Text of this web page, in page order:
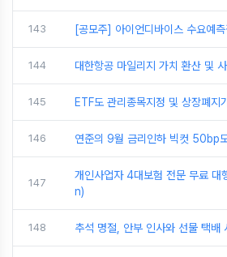
143 [공모주] 아이언디바이스 수요예
144 대한항공 마일리지 가치 환산 및
145 ETF도 관리종목지정 및 상장폐지
146 연준의 9월 금리인하 빅컷 50bp
147
개인사업자 4대보험 전문 무료
n)
148 추석 명절, 안부 인사와 선물 택배